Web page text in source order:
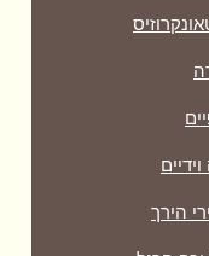
הירך